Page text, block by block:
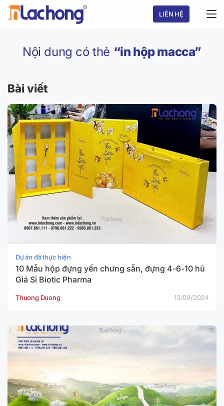
Chuyển
đến
LIÊN HỆ
Nội dung có thẻ “in hộp macca”
Bài viết
Dự án đã thực hiện
10 Mẫu hộp đựng yến chưng sẵn, đựng 4-6-10 hũ
Giá Sỉ Biotic Pharma
Thuong Duong 13/09/2024